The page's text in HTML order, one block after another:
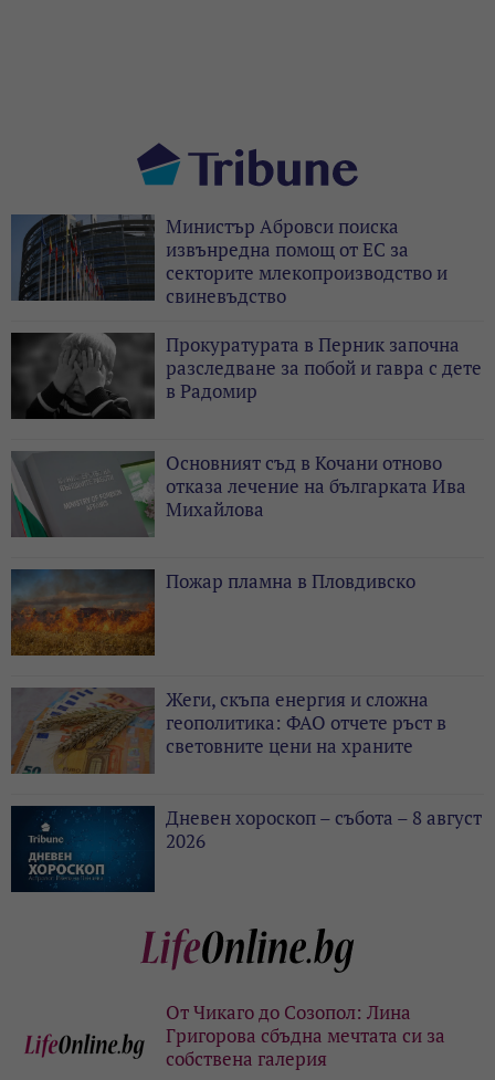
Министър Абровси поиска
извънредна помощ от ЕС за
секторите млекопроизводство и
свиневъдство
Прокуратурата в Перник започна
разследване за побой и гавра с дете
в Радомир
Основният съд в Кочани отново
отказа лечение на българката Ива
Михайлова
Пожар пламна в Пловдивско
Жеги, скъпа енергия и сложна
геополитика: ФАО отчете ръст в
световните цени на храните
Дневен хороскоп – събота – 8 август
2026
От Чикаго до Созопол: Лина
Григорова сбъдна мечтата си за
собствена галерия